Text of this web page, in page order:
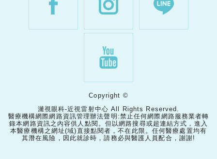
Copyright ©
濰視眼科-近視雷射中心 All Rights Reserved.
醫療機構網際網路資訊管理辦法聲明:禁止任何網際網路服務業者轉
錄本網路資訊之內容供人點閱。但以網路搜尋或超連結方式，進入
本醫療機構之網址(域)直接點閱者，不在此限。任何醫療處置均有
其潛在風險，因此就診時，請務必與醫護人員配合，謝謝!